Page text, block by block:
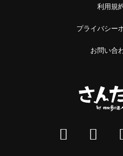
利用規
プライバシー
お問い合